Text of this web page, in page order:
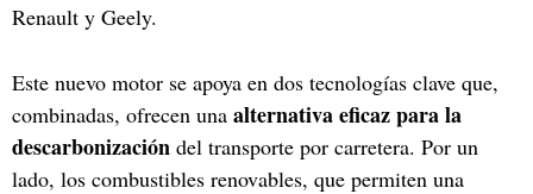
Renault y Geely.
Este nuevo motor se apoya en dos tecnologías clave que,
combinadas, ofrecen una alternativa eficaz para la
descarbonización del transporte por carretera. Por un
lado, los combustibles renovables, que permiten una